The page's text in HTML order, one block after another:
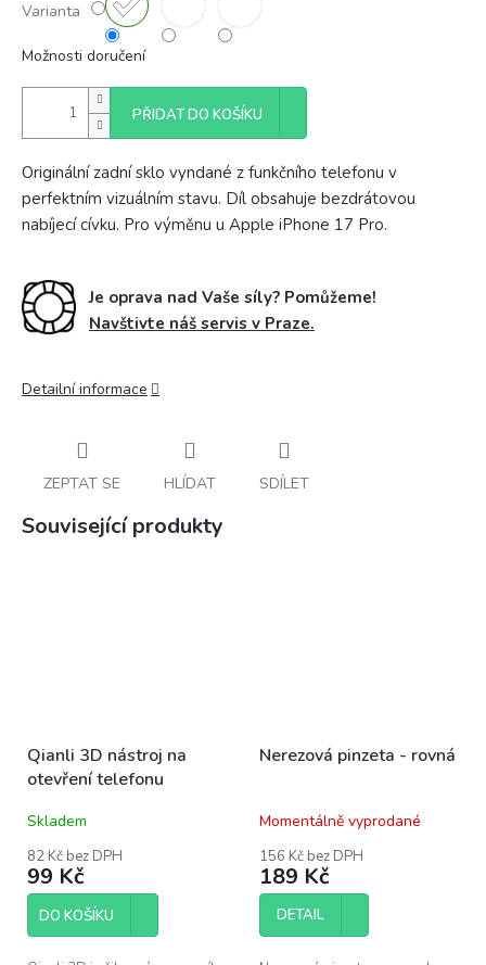
Varianta
Možnosti doručení
PŘIDAT DO KOŠÍKU
Originální zadní sklo vyndané z funkčního telefonu v
perfektním vizuálním stavu. Díl obsahuje bezdrátovou
nabíjecí cívku. Pro výměnu u Apple iPhone 17 Pro.
Je oprava nad Vaše síly? Pomůžeme!
Navštivte náš servis v Praze.
Detailní informace
ZEPTAT SE HLÍDAT SDÍLET
Související produkty
Qianli 3D nástroj na
otevření telefonu
Skladem
82 Kč bez DPH
99 Kč
DO KOŠÍKU
Nerezová pinzeta - rovná
Momentálně vyprodané
156 Kč bez DPH
189 Kč
DETAIL